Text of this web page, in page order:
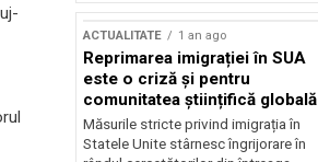
ACTUALITATE 1 an ago
Reprimarea imigrației în SUA
este o criză și pentru
comunitatea științifică globală
Măsurile stricte privind imigrația în
Statele Unite stârnesc îngrijorare în